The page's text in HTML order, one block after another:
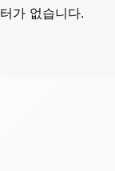
가 없습니다.